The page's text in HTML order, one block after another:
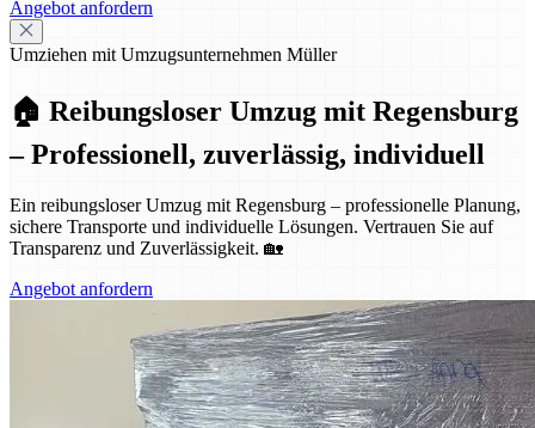
Angebot anfordern
Umziehen mit Umzugsunternehmen Müller
🏠 Reibungsloser Umzug mit Regensburg
– Professionell, zuverlässig, individuell
Ein reibungsloser Umzug mit Regensburg – professionelle Planung,
sichere Transporte und individuelle Lösungen. Vertrauen Sie auf
Transparenz und Zuverlässigkeit. 🏡
Angebot anfordern